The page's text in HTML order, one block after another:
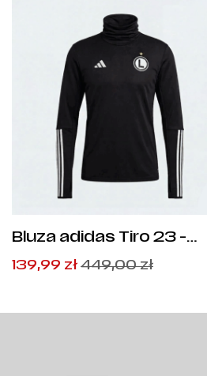
Bluza adidas Tiro 23 -
Pierwotna
Aktualna
139,99 zł 449,00zł